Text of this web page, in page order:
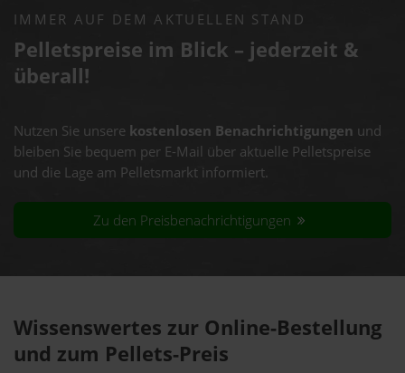
IMMER AUF DEM AKTUELLEN STAND
Pelletspreise im Blick – jederzeit &
überall!
Nutzen Sie unsere kostenlosen Benachrichtigungen und
bleiben Sie bequem per E-Mail über aktuelle Pelletspreise
und die Lage am Pelletsmarkt informiert.
Zu den Preisbenachrichtigungen
Wissenswertes zur Online-Bestellung
und zum Pellets-Preis